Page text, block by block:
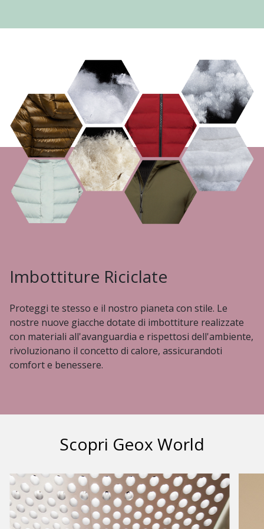
Imbottiture Riciclate
Proteggi te stesso e il nostro pianeta con stile. Le
nostre nuove giacche dotate di imbottiture realizzate
con materiali all'avanguardia e rispettosi dell'ambiente,
rivoluzionano il concetto di calore, assicurandoti
comfort e benessere.
Scopri Geox World